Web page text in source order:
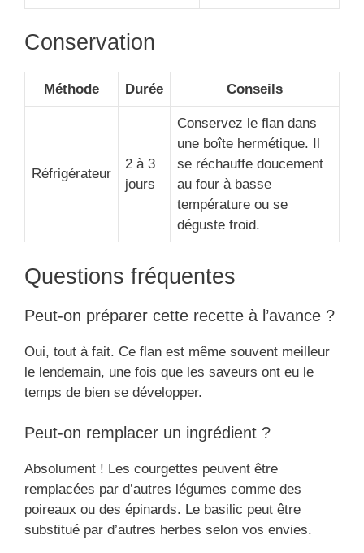
Conservation
Méthode Durée Conseils
Réfrigérateur
2 à 3
jours
Conservez le flan dans
une boîte hermétique. Il
se réchauffe doucement
au four à basse
température ou se
déguste froid.
Questions fréquentes
Peut-on préparer cette recette à l’avance ?
Oui, tout à fait. Ce flan est même souvent meilleur
le lendemain, une fois que les saveurs ont eu le
temps de bien se développer.
Peut-on remplacer un ingrédient ?
Absolument ! Les courgettes peuvent être
remplacées par d’autres légumes comme des
poireaux ou des épinards. Le basilic peut être
substitué par d’autres herbes selon vos envies.